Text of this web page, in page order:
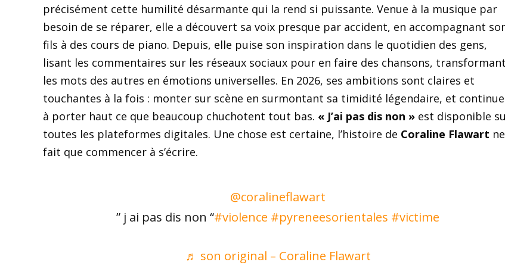
précisément cette humilité désarmante qui la rend si puissante. Venue à la musique par
besoin de se réparer, elle a découvert sa voix presque par accident, en accompagnant
fils à des cours de piano. Depuis, elle puise son inspiration dans le quotidien des gens,
lisant les commentaires sur les réseaux sociaux pour en faire des chansons, transformant
les mots des autres en émotions universelles. En 2026, ses ambitions sont claires et
touchantes à la fois : monter sur scène en surmontant sa timidité légendaire, et
à porter haut ce que beaucoup chuchotent tout bas. « J’ai pas dis non » est disponible
toutes les plateformes digitales. Une chose est certaine, l’histoire de Coraline Flawart ne
fait que commencer à s’écrire.
@coralineflawart
” j ai pas dis non “#violence #pyreneesorientales #victime
♬ son original – Coraline Flawart